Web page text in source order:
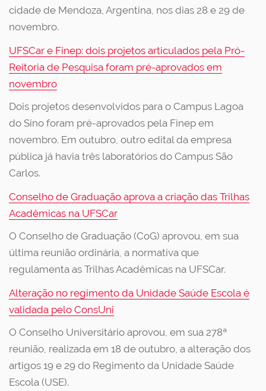
cidade de Mendoza, Argentina, nos dias 28 e 29 de
novembro.
UFSCar e Finep: dois projetos articulados pela Pró-
Reitoria de Pesquisa foram pré-aprovados em
novembro
Dois projetos desenvolvidos para o Campus Lagoa
do Sino foram pré-aprovados pela Finep em
novembro. Em outubro, outro edital da empresa
pública já havia três laboratórios do Campus São
Carlos.
Conselho de Graduação aprova a criação das Trilhas
Acadêmicas na UFSCar
O Conselho de Graduação (CoG) aprovou, em sua
última reunião ordinária, a normativa que
regulamenta as Trilhas Acadêmicas na UFSCar.
Alteração no regimento da Unidade Saúde Escola é
validada pelo ConsUni
O Conselho Universitário aprovou, em sua 278ª
reunião, realizada em 18 de outubro, a alteração dos
artigos 19 e 29 do Regimento da Unidade Saúde
Escola (USE).